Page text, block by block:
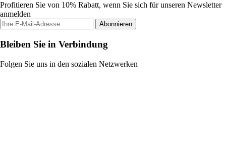
Profitieren Sie von 10% Rabatt, wenn Sie sich für unseren Newsletter
anmelden
Abonnieren
Bleiben Sie in Verbindung
Folgen Sie uns in den sozialen Netzwerken